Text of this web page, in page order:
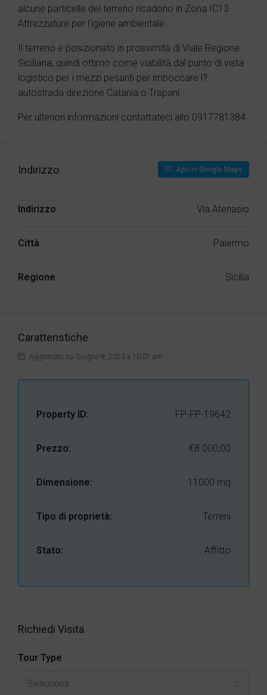
alcune particelle del terreno ricadono in Zona IC13
Attrezzature per l’igiene ambientale.
Il terreno è posizionato in prossimità di Viale Regione
Siciliana, quindi ottimo come viabilità dal punto di vista
logistico per i mezzi pesanti per imboccare l?
autostrada direzione Catania o Trapani.
Per ulteriori informazioni contattateci allo 0917781384.
Indirizzo Apri in Google Maps
Indirizzo Via Atenasio
Città Palermo
Regione Sicilia
Caratteristiche
Aggiornato su Giugno 9, 2023 a 10:01 am
Property ID: FP-FP-19642
Prezzo: €8.000,00
Dimensione: 11000 mq
Tipo di proprietà: Terreni
Stato: Affitto
Richiedi Visita
Tour Type
Seleziona